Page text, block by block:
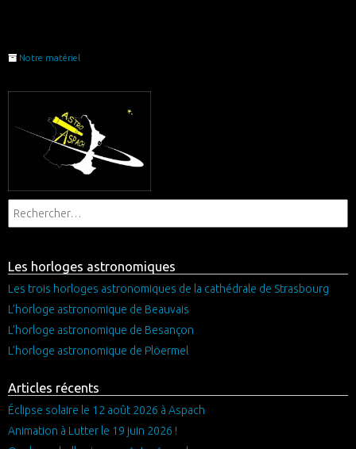
Notre matériel
Les horloges astronomiques
Les trois horloges astronomiques de la cathédrale de Strasbourg
L’horloge astronomique de Beauvais
L’horloge astronomique de Besançon
L’horloge astronomique de Plöermel
Articles récents
Éclipse solaire le 12 août 2026 à Aspach
Animation à Lutter le 19 juin 2026 !